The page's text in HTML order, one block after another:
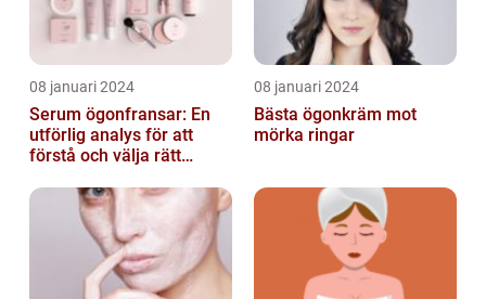
08 januari 2024
Serum ögonfransar: En
utförlig analys för att
förstå och välja rätt
08 januari 2024
Bästa ögonkräm mot
mörka ringar